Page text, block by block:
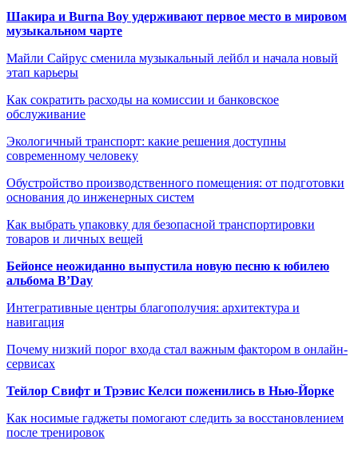
Шакира и Burna Boy удерживают первое место в мировом
музыкальном чарте
Майли Сайрус сменила музыкальный лейбл и начала новый
этап карьеры
Как сократить расходы на комиссии и банковское
обслуживание
Экологичный транспорт: какие решения доступны
современному человеку
Обустройство производственного помещения: от подготовки
основания до инженерных систем
Как выбрать упаковку для безопасной транспортировки
товаров и личных вещей
Бейонсе неожиданно выпустила новую песню к юбилею
альбома B’Day
Интегративные центры благополучия: архитектура и
навигация
Почему низкий порог входа стал важным фактором в онлайн-
сервисах
Тейлор Свифт и Трэвис Келси поженились в Нью-Йорке
Как носимые гаджеты помогают следить за восстановлением
после тренировок